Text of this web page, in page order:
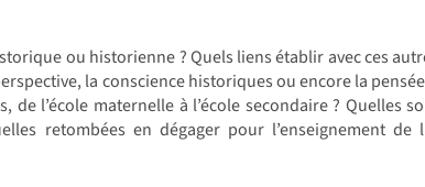
ou historienne ? Quels liens établir avec ces
la conscience historiques ou encore la
de l’école maternelle à l’école secondaire ? Quelles
retombées en dégager pour l’enseignement